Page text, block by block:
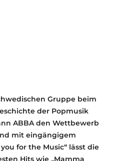
Gruppe beim
der Popmusik
ABBA den Wettbewerb
mit eingängigem
for the Music“ lässt die
Hits wie „Mamma